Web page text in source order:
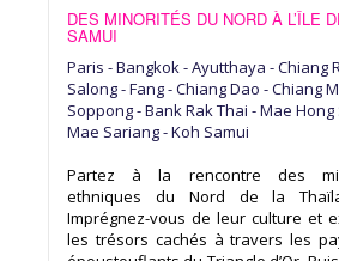
DES MINORITÉS DU NORD À L’ÎLE
SAMUI
Paris - Bangkok - Ayutthaya - Chiang
Salong - Fang - Chiang Dao - Chiang
Soppong - Bank Rak Thai - Mae Hong
Mae Sariang - Koh Samui
Partez à la rencontre des
ethniques du Nord de la
Imprégnez-vous de leur culture et
les trésors cachés à travers les